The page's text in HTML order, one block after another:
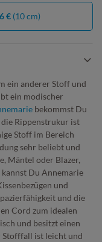
€ (10 cm)
ein anderer Stoff und
ein modischer
bekommst Du
Rippenstrukur ist
Stoff im Bereich
sehr beliebt und
Mäntel oder Blazer,
Du Annemarie
und
und die
Cord zum idealen
und besitzt einen
Stofffall ist leicht und